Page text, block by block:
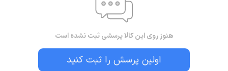
هنوز روی این کالا پرسشی ثبت نشده است
اولین پرسش را ثبت کنید